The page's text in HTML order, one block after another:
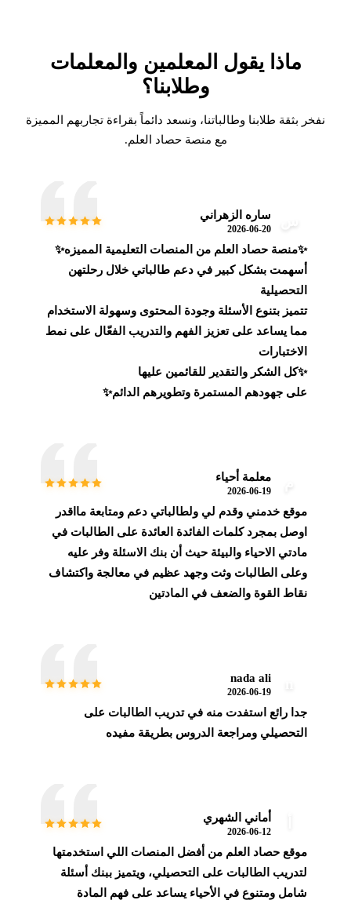
ماذا يقول المعلمين والمعلمات
وطلابنا؟
نفخر بثقة طلابنا وطالباتنا، ونسعد دائماً بقراءة تجاربهم المميزة
مع منصة حصاد العلم.
ساره الزهراني
2026-06-20
✨منصة حصاد العلم من المنصات التعليمية المميزه✨
أسهمت بشكل كبير في دعم طالباتي خلال رحلتهن
التحصيلية
تتميز بتنوع الأسئلة وجودة المحتوى وسهولة الاستخدام
مما يساعد على تعزيز الفهم والتدريب الفعّال على نمط
الاختبارات
✨كل الشكر والتقدير للقائمين عليها
على جهودهم المستمرة وتطويرهم الدائم✨
معلمة أحياء
2026-06-19
موقع خدمني وقدم لي ولطالباتي دعم ومتابعة مااقدر
اوصل بمجرد كلمات الفائدة العائدة على الطالبات في
مادتي الاحياء والبيئة حيث أن بنك الاسئلة وفر عليه
وعلى الطالبات وثت وجهد عظيم في معالجة واكتشاف
نقاط القوة والضعف في المادتين
nada ali
2026-06-19
جدا رائع استفدت منه في تدريب الطالبات على
التحصيلي ومراجعة الدروس بطريقة مفيده
أماني الشهري
2026-06-12
موقع حصاد العلم من أفضل المنصات اللي استخدمتها
لتدريب الطالبات على التحصيلي، ويتميز ببنك أسئلة
شامل ومتنوع في الأحياء يساعد على فهم المادة